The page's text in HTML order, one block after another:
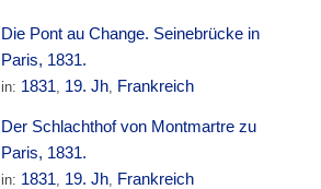
Die Pont au Change. Seinebrücke in
Paris, 1831.
in: 1831, 19. Jh, Frankreich
Der Schlachthof von Montmartre zu
Paris, 1831.
in: 1831, 19. Jh, Frankreich